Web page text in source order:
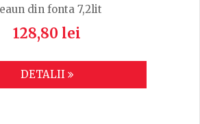
din fonta 7,2lit
128,80 lei
DETALII